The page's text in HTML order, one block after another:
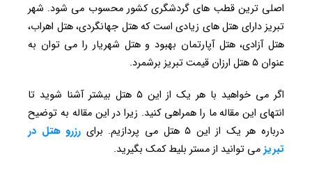
اصلی ترین قطب های گردشگری کشور محسوب می شود. شهر
تبریز دارای هتل های زیادی است که هتل جهانگردی، هتل اهراب،
هتل آزادی، هتل آپارتمان بهبود و هتل شهریار را می توان به
عنوان ۵ هتل ارزان قیمت تبریز برشمرد.
اگر می خواهید با هر یک از این ۵ هتل بیشتر آشنا شوید تا
انتهای این مقاله ما را همراهی کنید. زیرا در این مقاله به توضیح
درباره هر یک از این ۵ هتل می پردازیم. برای
رزرو هتل در
تبریزمی توانید از مستر بلیط کمک بگیرید.